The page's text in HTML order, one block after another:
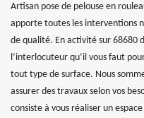
Artisan pose de pelouse en
apporte toutes les interventions
de qualité. En activité sur 68680
l’interlocuteur qu’il vous faut
tout type de surface. Nous
assurer des travaux selon vos
consiste à vous réaliser un